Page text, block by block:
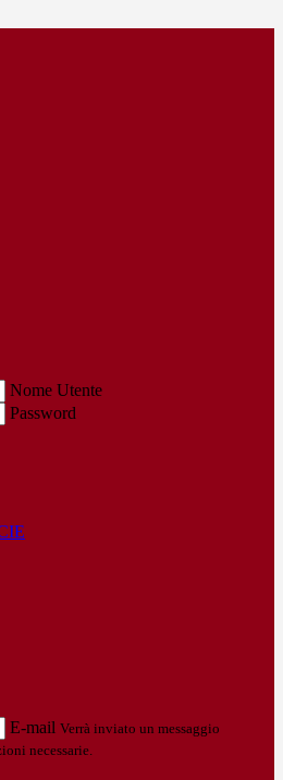
Nome Utente
Password
E-mail Verrà inviato un messaggio
necessarie.